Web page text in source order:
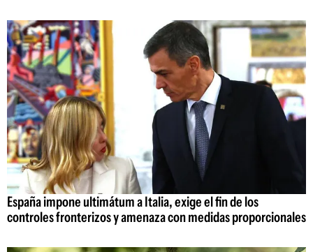
España impone ultimátum a Italia, exige el fin de los
controles fronterizos y amenaza con medidas proporcionales